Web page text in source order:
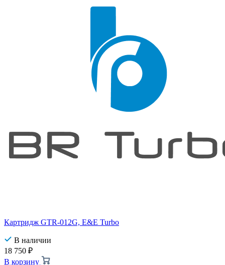
Картридж GTR-012G, E&E Turbo
В наличии
18 750 ₽
В корзину